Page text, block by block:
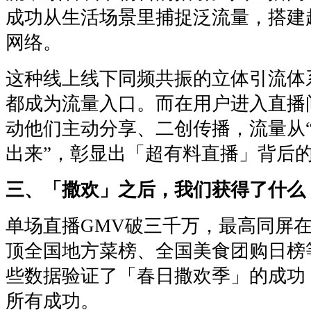
成功从生活场景里捕捉泛流量，搭
网络。
这种线上线下同频共振的立体引流
都成为流量入口。而在用户进入直
动他们主动分享、二创传播，流量从
出来”，彰显出「超有料直播」背后
三、「撒欢」之后，我们获得了什么
单场直播GMV破三千万，最高同屏
顶全国地方菜榜、全国美食团购日
些数据验证了「春日撒欢季」的成
所有成功。